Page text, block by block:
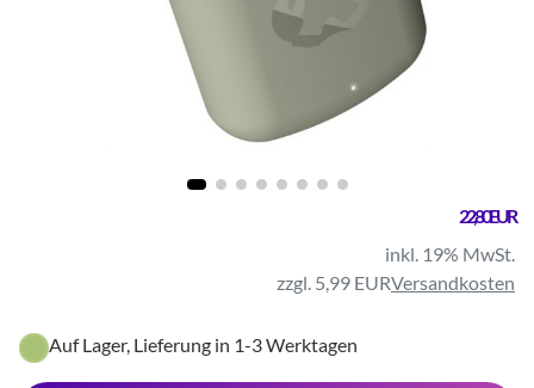
22,80 EUR
inkl. 19% MwSt.
zzgl. 5,99 EURVersandkosten
Auf Lager, Lieferung in 1-3 Werktagen